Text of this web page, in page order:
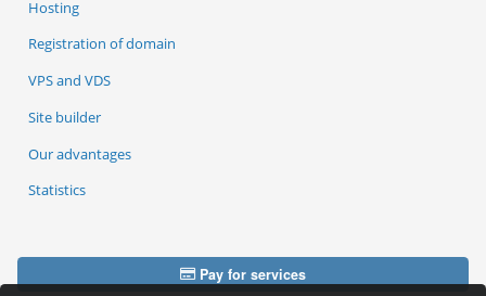
Hosting
Registration of domain
VPS and VDS
Site builder
Our advantages
Statistics
Pay for services